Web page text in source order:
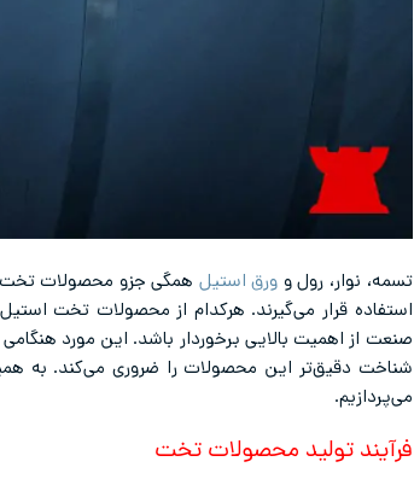
تسمه، نوار، رول و ورق استیل
استفاده قرار می‌گیرند. هرکدام از محصولات تخت
صنعت از اهمیت بالایی برخوردار باشد. این مورد
شناخت دقیق‌تر این محصولات را ضروری می‌کند. به
می‌پردازیم.
فرآیند تولید محصولات تخت